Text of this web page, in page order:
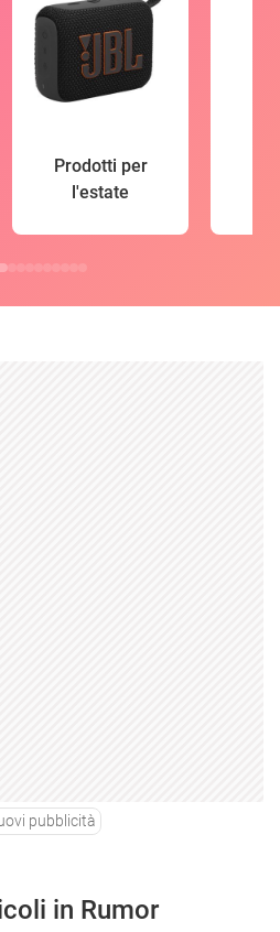
Prodotti per
l'estate
pubblicità
in Rumor